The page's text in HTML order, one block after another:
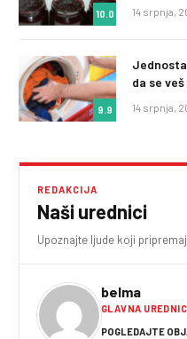
10.0 14 srpnja,
9.9
da se
14 srpnja,
REDAKCIJA
Naši urednici
Upoznajte ljude koji
belma
GLAVNA
POGLEDAJTE